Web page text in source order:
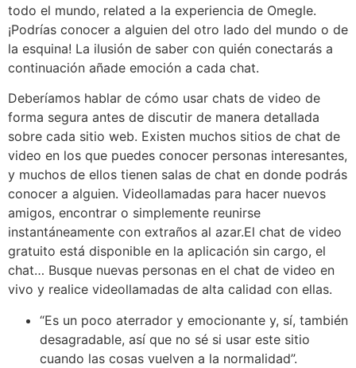
todo el mundo, related a la experiencia de Omegle.
¡Podrías conocer a alguien del otro lado del mundo o de
la esquina! La ilusión de saber con quién conectarás a
continuación añade emoción a cada chat.
Deberíamos hablar de cómo usar chats de video de
forma segura antes de discutir de manera detallada
sobre cada sitio web. Existen muchos sitios de chat de
video en los que puedes conocer personas interesantes,
y muchos de ellos tienen salas de chat en donde podrás
conocer a alguien. Videollamadas para hacer nuevos
amigos, encontrar o simplemente reunirse
instantáneamente con extraños al azar.El chat de video
gratuito está disponible en la aplicación sin cargo, el
chat… Busque nuevas personas en el chat de video en
vivo y realice videollamadas de alta calidad con ellas.
“Es un poco aterrador y emocionante y, sí, también
desagradable, así que no sé si usar este sitio
cuando las cosas vuelven a la normalidad”.